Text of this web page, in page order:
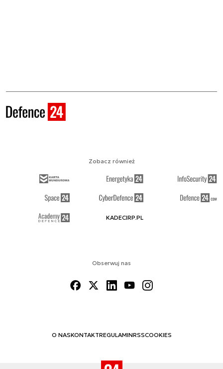
Obserwuj nas
O NASKONTAKTREGULAMINRSSCOOKIES
Zobacz również
KADECIRP.PL